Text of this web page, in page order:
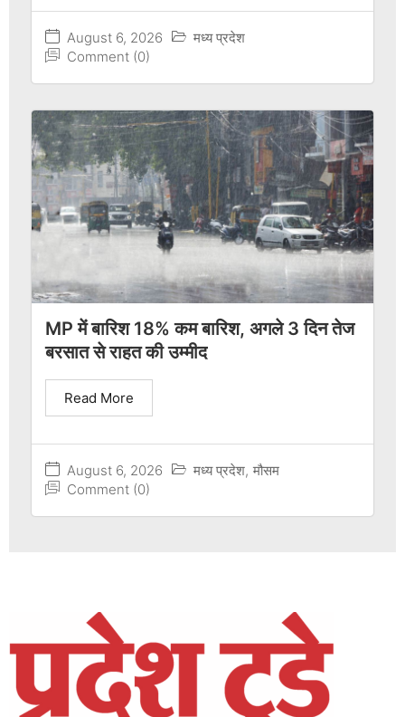
August 6, 2026
मध्य प्रदेश
Comment (0)
MP में बारिश 18% कम बारिश, अगले 3 दिन तेज
बरसात से राहत की उम्मीद
August 6, 2026 मध्य प्रदेश, मौसम
Comment (0)
Read More